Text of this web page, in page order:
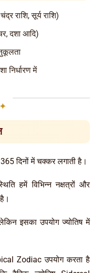
राशि, सूर्य राशि)
दशा आदि)
निर्धारण में
दिनों में चक्कर लगाती है।
हमें विभिन्न नक्षत्रों और
इसका उपयोग ज्योतिष में
Zodiac उपयोग करता है